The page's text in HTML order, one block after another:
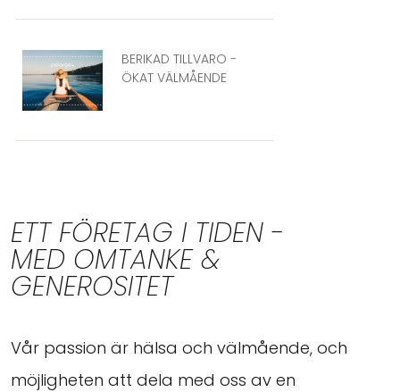
BERIKAD TILLVARO -
ÖKAT VÄLMÅENDE
ETT FÖRETAG I TIDEN -
MED OMTANKE &
GENEROSITET
Vår passion är hälsa och välmående, och
möjligheten att dela med oss av en